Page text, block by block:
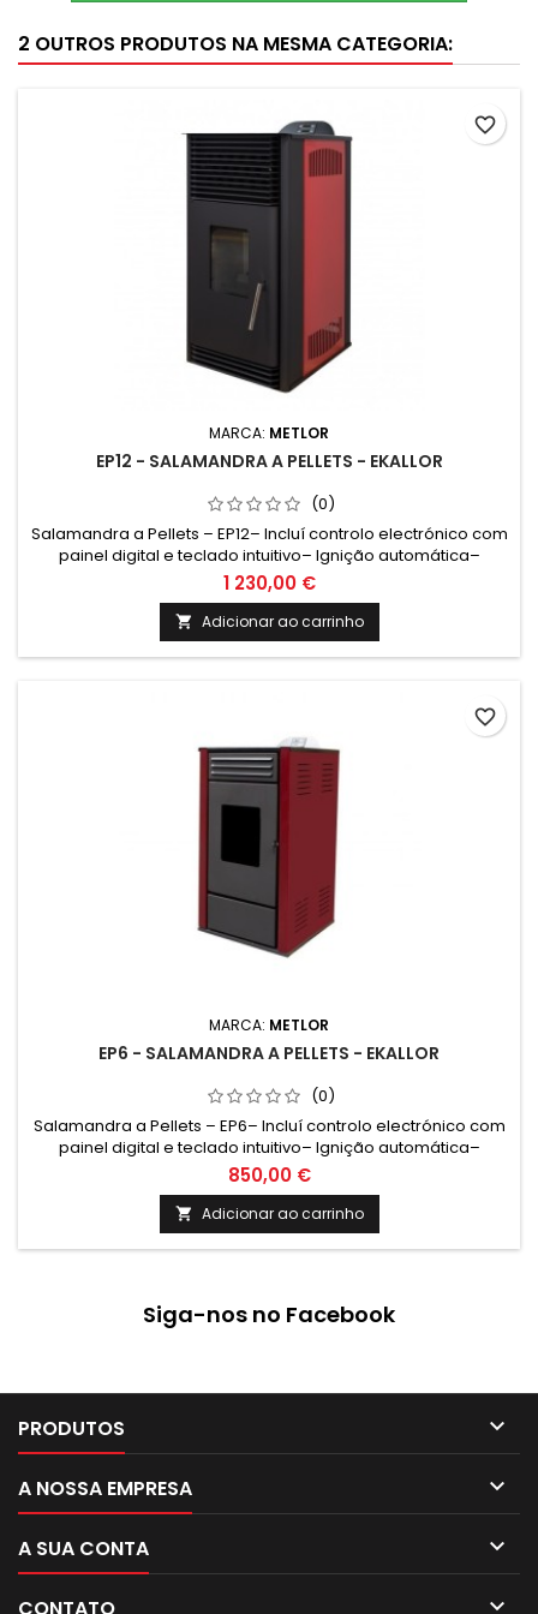
2 OUTROS PRODUTOS NA MESMA CATEGORIA:
MARCA: METLOR
EP12 - SALAMANDRA A PELLETS - EKALLOR
(0)
Salamandra a Pellets – EP12– Incluí controlo electrónico com
painel digital e teclado intuitivo– Ignição automática–
Relógio para funcionamento automático
1 230,00 €
 Adicionar ao carrinho
favorite_border
MARCA: METLOR
EP6 - SALAMANDRA A PELLETS - EKALLOR
(0)
Salamandra a Pellets – EP6– Incluí controlo electrónico com
painel digital e teclado intuitivo– Ignição automática–
Relógio para funcionamento automático– Supervisão do
equipamento eléctrico com mensagens de alarme por
código de erro– Controlo automático da combustão em
função da temperatura ambiente e temperatura desejada–
Comando remoto com funções...
850,00 €
 Adicionar ao carrinho
favorite_border
Siga-nos no Facebook
PRODUTOS 
A NOSSA EMPRESA 
A SUA CONTA 
